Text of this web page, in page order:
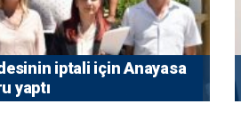
iptali için Anayasa
yaptı